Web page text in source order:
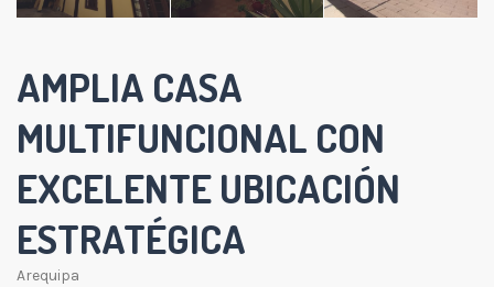
AMPLIA CASA
MULTIFUNCIONAL CON
EXCELENTE UBICACIÓN
ESTRATÉGICA
Arequipa